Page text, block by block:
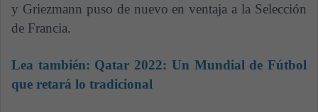
y Griezmann puso de nuevo en ventaja a la Selección
de Francia.
Lea también: Qatar 2022: Un Mundial de Fútbol
que retará lo tradicional